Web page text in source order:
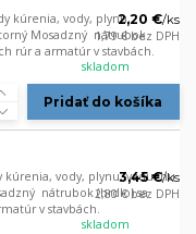
kúrenia, vody, plynu,
Mosadzný nátrubok
rúr a armatúr v stavbách.
2,20 €/ks
1,79 €bez DPH
skladom
Pridať do košíka
kúrenia, vody, plynu, vzduchu
nátrubok (hrdlo) sa
v stavbách.
3,45 €/ks
2,80 €bez DPH
skladom